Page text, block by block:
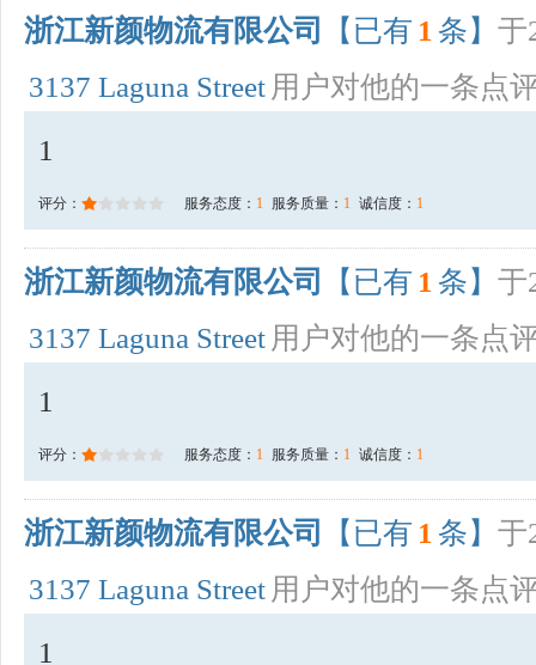
浙江新颜物流有限公司 【已有 1 条】 于
3137 Laguna Street 用户对他的一条点
1
评分： 服务态度： 1 服务质量： 1 诚信度： 1
浙江新颜物流有限公司 【已有 1 条】 于
3137 Laguna Street 用户对他的一条点
1
评分： 服务态度： 1 服务质量： 1 诚信度： 1
浙江新颜物流有限公司 【已有 1 条】 于
3137 Laguna Street 用户对他的一条点
1